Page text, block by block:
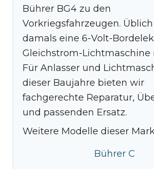
Bührer BG4 zu den
Vorkriegsfahrzeugen.
damals eine 6-Volt-
Gleichstrom-Lichtmaschine
Für Anlasser und
dieser Baujahre bieten wir
fachgerechte Reparatur,
und passenden Ersatz.
Weitere Modelle dieser
Bührer C